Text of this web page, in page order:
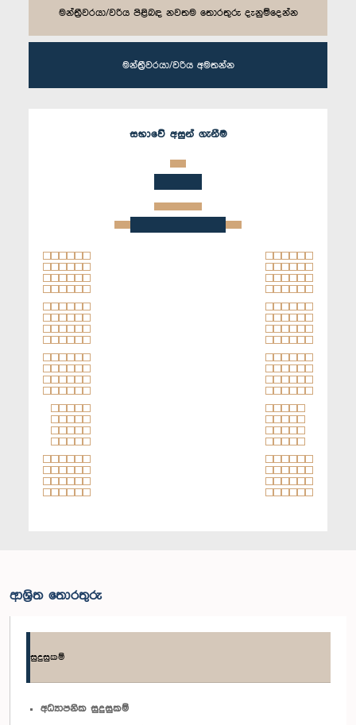
මන්ත්‍රීවරයා/වරිය පිළිබඳ නවතම තොරතුරු දැනුම්දෙන්න
මන්ත්‍රීවරයා/වරිය අමතන්න
සභාවේ අසුන් ගැනීම
ආශ්‍රිත තොරතුරු
සුදුසුකම්
අධ්‍යාපනික සුදුසුකම්